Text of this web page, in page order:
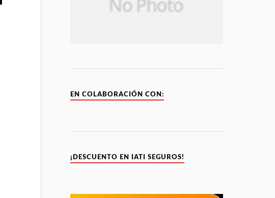
EN COLABORACIÓN CON:
¡DESCUENTO EN IATI SEGUROS!